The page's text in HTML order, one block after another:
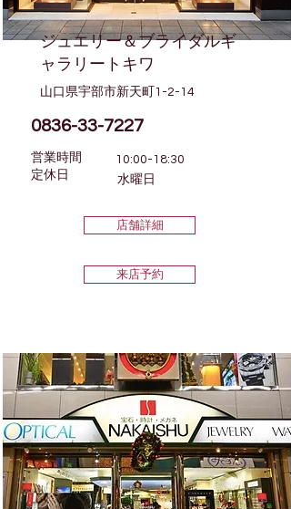
ジュエリー＆ブライダルギ
ャラリートキワ
山口県宇部市新天町1-2-14
0836-33-7227
営業時間
​定休日
10:00-18:30
水曜日
店舗詳細
来店予約